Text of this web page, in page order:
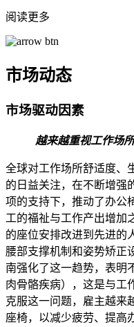
阅读更多
市场动态
市场驱动因素
越来越重视工作场
全球对工作场所舒适度、
的日益关注，在不断增强
项的支持下，推动了办公
工的福祉与工作产出增加
的座位安排改进到先进的
腰部支撑机制和姿势矫正
南强化了这一趋势，表明
肉骨骼疾病），这是与工
克服这一问题，雇主越来
座椅，以减少疲劳、提高